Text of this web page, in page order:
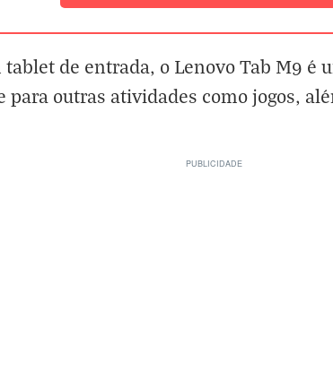
de entrada, o Lenovo Tab M9 é
outras atividades como jogos,